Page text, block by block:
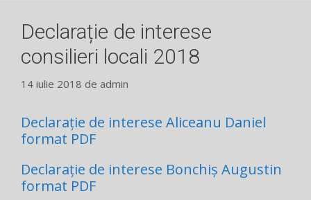
Declarație de interese
consilieri locali 2018
14 iulie 2018 de admin
Declarație de interese Aliceanu Daniel
format PDF
Declarație de interese Bonchiș Augustin
format PDF